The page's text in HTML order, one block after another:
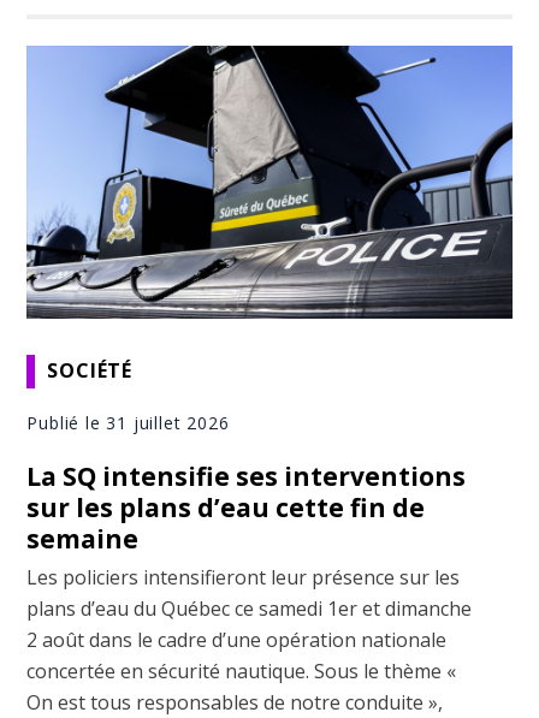
SOCIÉTÉ
Publié le 31 juillet 2026
La SQ intensifie ses interventions
sur les plans d’eau cette fin de
semaine
Les policiers intensifieront leur présence sur les
plans d’eau du Québec ce samedi 1er et dimanche
2 août dans le cadre d’une opération nationale
concertée en sécurité nautique. Sous le thème «
On est tous responsables de notre conduite »,